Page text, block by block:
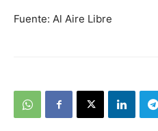
Fuente: Al Aire Libre